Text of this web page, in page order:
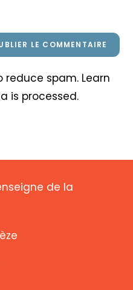
reduce spam. Learn
is processed.
de la